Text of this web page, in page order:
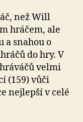
než Will
hráčem, ale
a snahou o
do hry. V
velmi
(159) vůči
nejlepší v celé